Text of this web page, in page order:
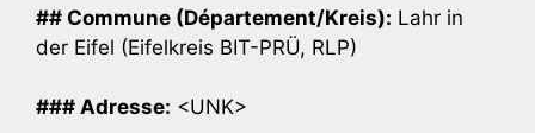
## Commune (Département/Kreis): Lahr in
der Eifel (Eifelkreis BIT-PRÜ, RLP)
### Adresse: <UNK>